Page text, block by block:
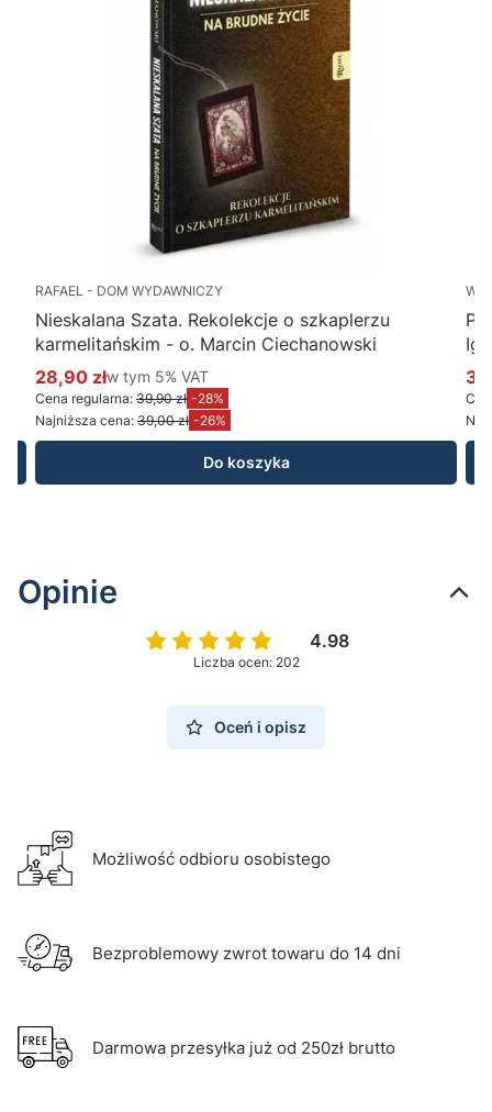
RAFAEL - DOM WYDAWNICZY
Nieskalana Szata. Rekolekcje o szkaplerzu
karmelitańskim - o. Marcin Ciechanowski
Cena promocyjna brutto
28,90 złw tym %s VAT
w tym 5% VAT
Cena regularna: 39,90 zł -28%
Najniższa cena: 39,00 zł -26%
Do koszyka
Opinie
4.98
Liczba ocen: 202
Oceń i opisz
Możliwość odbioru osobistego
Bezproblemowy zwrot towaru do 14 dni
Darmowa przesyłka już od 250zł brutto